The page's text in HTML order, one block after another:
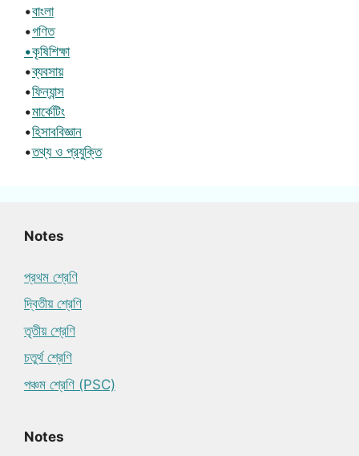
•বাংলা
•গণিত
•কৃষিশিক্ষা
•ব্যবসায়
•ফিন্যান্স
•মার্কেটিং
•হিসাববিজ্ঞান
•তথ্য ও প্রযুক্তি
Notes
প্রথম শ্রেণি
দ্বিতীয় শ্রেণি
তৃতীয় শ্রেণি
চতুর্থ শ্রেণি
পঞ্চম শ্রেণি (PSC)
Notes